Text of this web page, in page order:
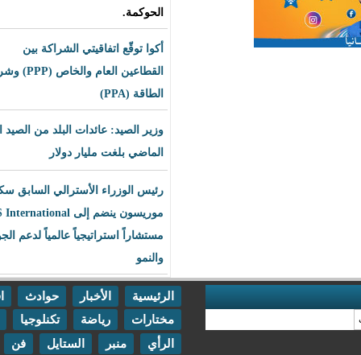
أكوا توقّع اتفاقيتي الشراكة بين
القطاعين العام والخاص (PPP) وشراء
وزير الصيد: عائدات البلد من الصيد العام
الماضي بلغت مليار دولار
رئيس الوزراء الأسترالي السابق سكوت
موريسون ينضم إلى BLS International
مستشاراً استراتيجياً عالمياً لدعم الجودة
حوادث
اقتصاد
تكنلوجيا
مقابلات
الستايل فن
اتصل بنا